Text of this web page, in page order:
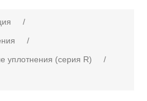
/
/
уплотнения (серия R)
/